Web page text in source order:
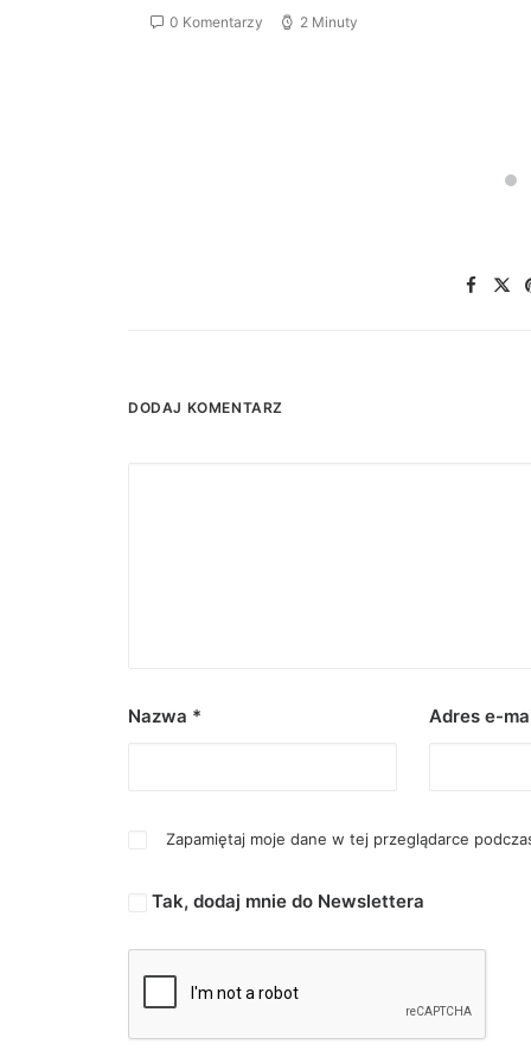
0 Komentarzy 2 Minuty
DODAJ KOMENTARZ
Nazwa * Adres e-
Zapamiętaj moje dane w tej przeglądarce
Tak, dodaj mnie do Newslettera